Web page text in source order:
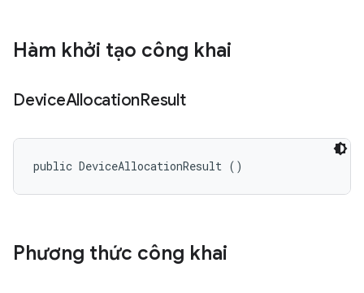
Hàm khởi tạo công khai
DeviceAllocationResult
public DeviceAllocationResult ()
Phương thức công khai